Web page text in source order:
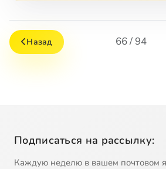
Назад 66 / 94
Подписаться на рассылку:
Каждую неделю в вашем почтовом